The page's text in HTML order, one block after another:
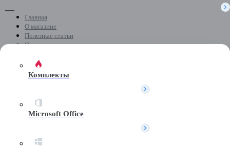
Главная
О магазине
Полезные статьи
Отзывы
Контакты
Комплекты
Microsoft Office